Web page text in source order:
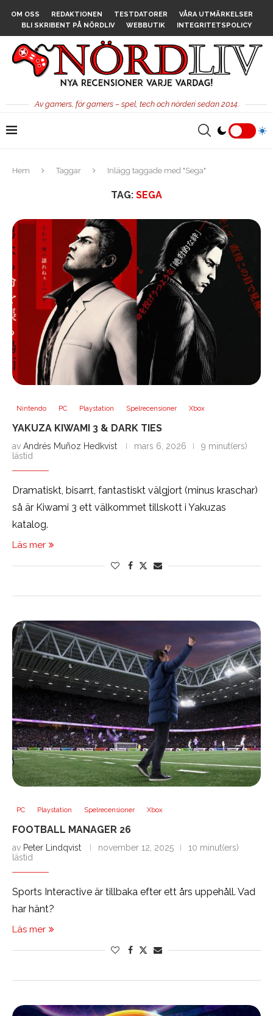
OM OSS REDAKTIONEN TESTDATORER
VÅRA UTMÄRKELSER
BLI SKRIBENT PÅ NÖRDLIV
WEBBUTIK INTEGRITETSPOLICY
Av gamers, för gamers – spel, tech och nörderi sedan 2014.
Hem Taggar Inlägg taggade med "Sega"
TAG: SEGA
Nintendo PC Playstation Spelrecensioner Xbox
YAKUZA KIWAMI 3 & DARK TIES
av Andrés Muñoz Hedkvist mars 6, 2026
9 minut(ers)
lästid
Dramatiskt, bisarrt, fantastiskt välgjort (minus kraschar)
så är Kiwami 3 ett välkommet tillskott i Yakuzas
katalog.
Läs mer
PC Playstation Spelrecensioner Xbox
FOOTBALL MANAGER 26
av Peter Lindqvist november 12, 2025
10 minut(ers)
lästid
Sports Interactive är tillbaka efter ett års uppehåll. Vad
har hänt?
Läs mer